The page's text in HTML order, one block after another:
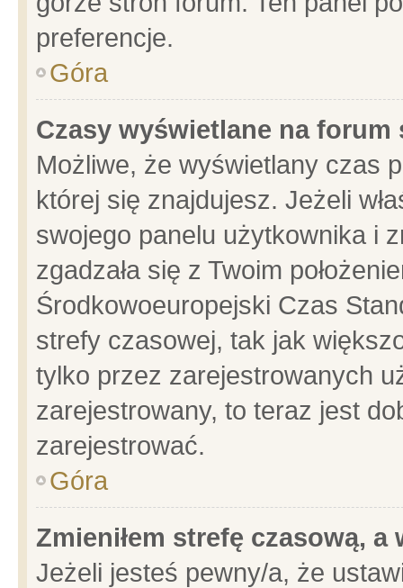
preferencje.
Góra
Czasy wyświetlane na forum
Możliwe, że wyświetlany czas
której się znajdujesz. Jeżeli
swojego panelu użytkownika i
zgadzała się z Twoim
Środkowoeuropejski Czas
strefy czasowej, tak jak
tylko przez zarejestrowanych
zarejestrowany, to teraz jest
zarejestrować.
Góra
Zmieniłem strefę czasową,
Jeżeli jesteś pewny/a, że